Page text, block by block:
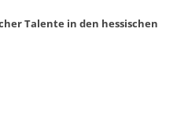
Talente in den hessischen